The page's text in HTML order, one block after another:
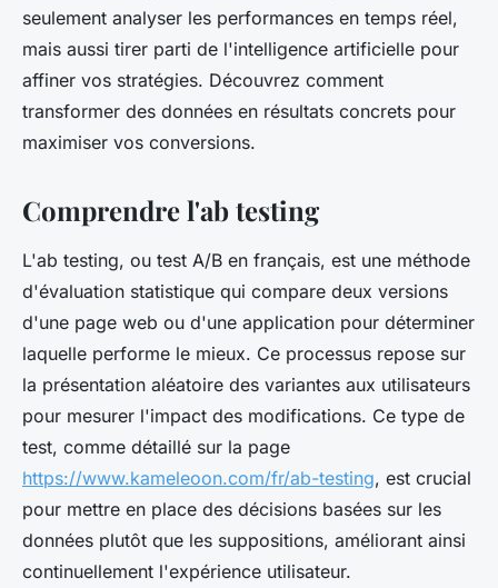
seulement analyser les performances en temps réel,
mais aussi tirer parti de l'intelligence artificielle pour
affiner vos stratégies. Découvrez comment
transformer des données en résultats concrets pour
maximiser vos conversions.
Comprendre l'ab testing
L'ab testing, ou test A/B en français, est une méthode
d'évaluation statistique qui compare deux versions
d'une page web ou d'une application pour déterminer
laquelle performe le mieux. Ce processus repose sur
la présentation aléatoire des variantes aux utilisateurs
pour mesurer l'impact des modifications. Ce type de
test, comme détaillé sur la page
https://www.kameleoon.com/fr/ab-testing, est crucial
pour mettre en place des décisions basées sur les
données plutôt que les suppositions, améliorant ainsi
continuellement l'expérience utilisateur.